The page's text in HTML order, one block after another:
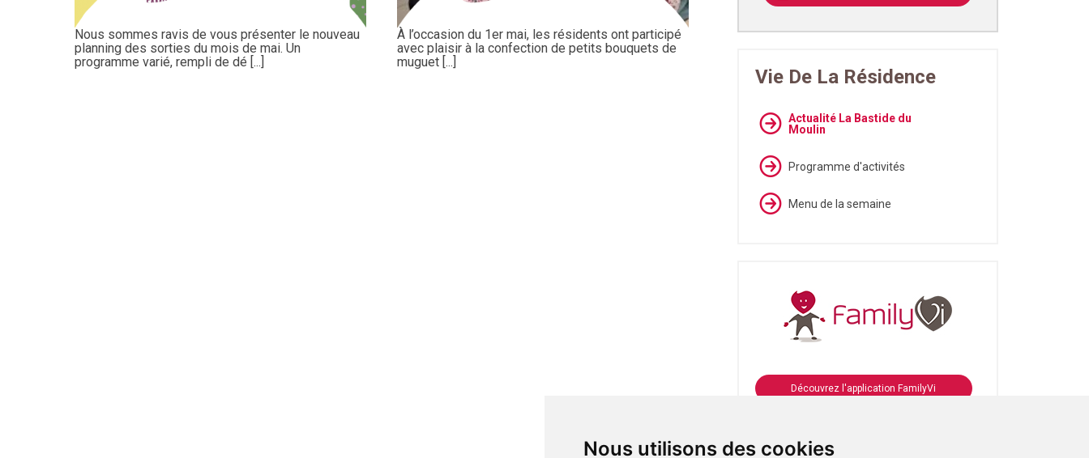
Nous utilisons des cookies
Nous sommes ravis de vous présenter le nouveau
planning des sorties du mois de mai. Un
programme varié, rempli de dé [...]
À l’occasion du 1er mai, les résidents ont participé
avec plaisir à la confection de petits bouquets de
muguet [...]
Vie De La Résidence
Actualité La Bastide du
Moulin
Programme d'activités
Menu de la semaine
Découvrez l'application FamilyVi